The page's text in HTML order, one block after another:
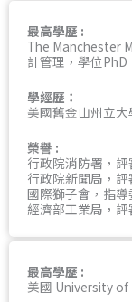
最高學歷 :
The Manchester
計管理，學位PhD
學經歷：
美國舊金山州立
榮譽 :
行政院消防署，評
行政院新聞局，評
國際獅子會，指導
經濟部工業局，評
最高學歷 :
美國 University